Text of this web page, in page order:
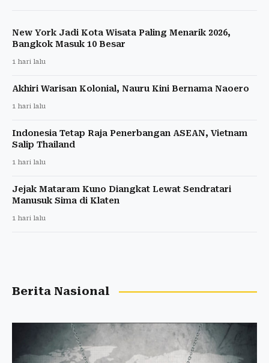
New York Jadi Kota Wisata Paling Menarik 2026,
Bangkok Masuk 10 Besar
1 hari lalu
Akhiri Warisan Kolonial, Nauru Kini Bernama Naoero
1 hari lalu
Indonesia Tetap Raja Penerbangan ASEAN, Vietnam
Salip Thailand
1 hari lalu
Jejak Mataram Kuno Diangkat Lewat Sendratari
Manusuk Sima di Klaten
1 hari lalu
Berita Nasional